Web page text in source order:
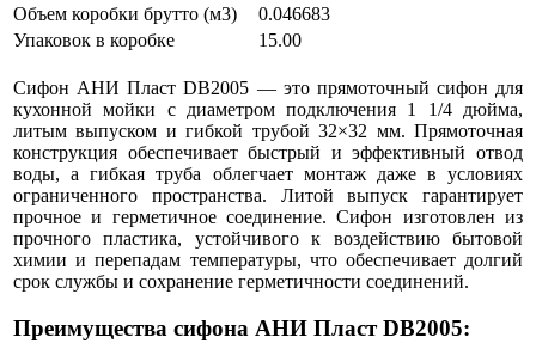
Объем коробки брутто (м3)
0.046683
Упаковок в коробке
15.00
Сифон АНИ Пласт DB2005 — это прямоточный сифон для
кухонной мойки с диаметром подключения 1 1/4 дюйма,
литым выпуском и гибкой трубой 32×32 мм. Прямоточная
конструкция обеспечивает быстрый и эффективный отвод
воды, а гибкая труба облегчает монтаж даже в условиях
ограниченного пространства. Литой выпуск гарантирует
прочное и герметичное соединение. Сифон изготовлен из
прочного пластика, устойчивого к воздействию бытовой
химии и перепадам температуры, что обеспечивает долгий
срок службы и сохранение герметичности соединений.
Преимущества сифона АНИ Пласт DB2005: